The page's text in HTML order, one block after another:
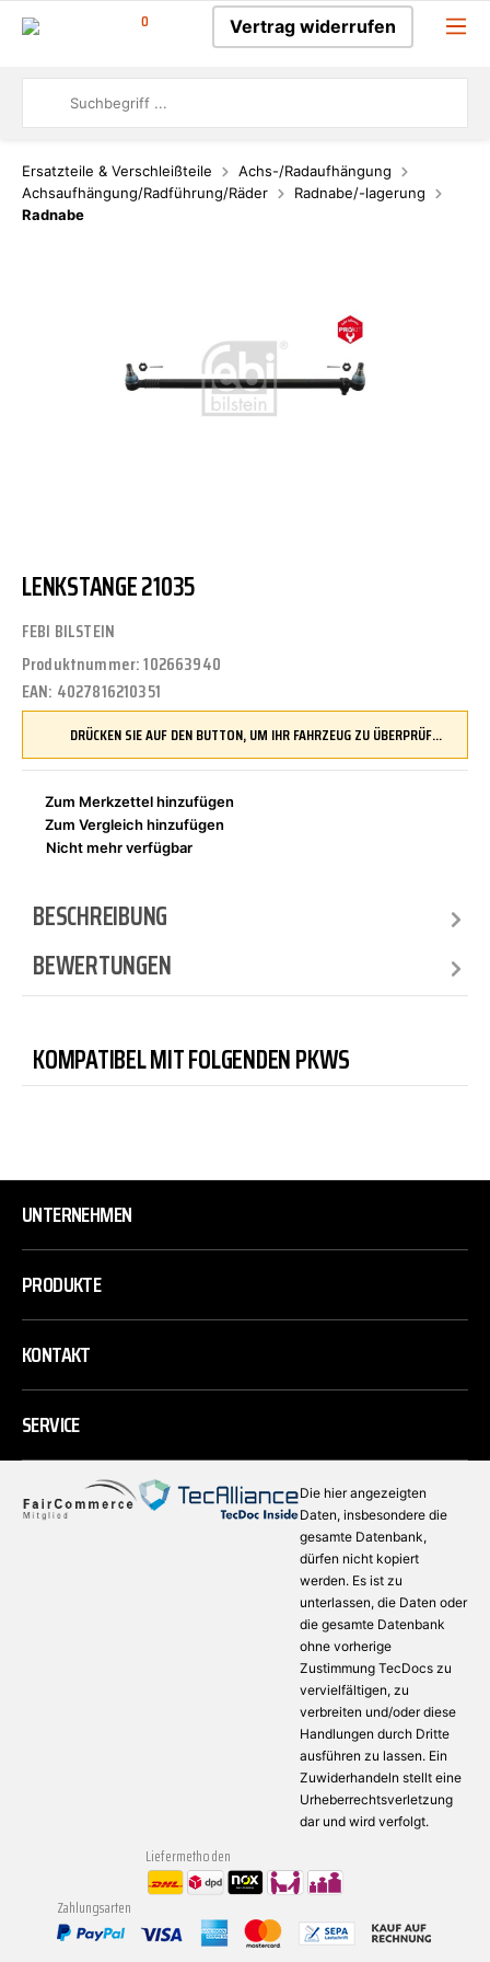
0 Vertrag widerrufen
Ersatzteile & Verschleißteile
Achs-/Radaufhängung
Achsaufhängung/Radführung/Räder
Radnabe/-lagerung
Radnabe
LENKSTANGE 21035
FEBI BILSTEIN
Produktnummer:102663940
EAN: 4027816210351
DRÜCKEN SIE AUF DEN BUTTON, UM IHR FAHRZEUG ZU ÜBERPRÜFEN UND SICHERZUSTELLEN, DASS DIESES TEIL KOMPATIBEL IST, BEVOR SIE ES BESTELLEN
Zum Merkzettel hinzufügen
Zum Vergleich hinzufügen
Nicht mehr verfügbar
BESCHREIBUNG
BEWERTUNGEN
KOMPATIBEL MIT FOLGENDEN PKWS
UNTERNEHMEN
PRODUKTE
KONTAKT
SERVICE
Die hier angezeigten
Daten, insbesondere die
gesamte Datenbank,
dürfen nicht kopiert
werden. Es ist zu
unterlassen, die Daten oder
die gesamte Datenbank
ohne vorherige
Zustimmung TecDocs zu
vervielfältigen, zu
verbreiten und/oder diese
Handlungen durch Dritte
ausführen zu lassen. Ein
Zuwiderhandeln stellt eine
Urheberrechtsverletzung
dar und wird verfolgt.
Liefermethoden
Zahlungsarten